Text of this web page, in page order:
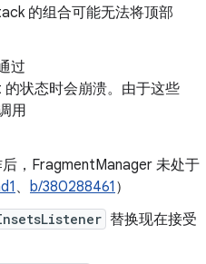
的组合可能无法将顶部
过
状态时会崩溃。由于这些
用
，FragmentManager 未处于
、 b/380288461 ）
替换现在接受